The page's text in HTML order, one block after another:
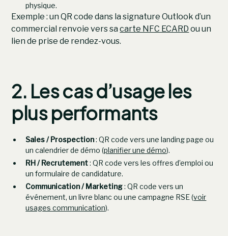
physique.
Exemple : un QR code dans la signature Outlook d’un
commercial renvoie vers sacarte NFC ECARD ou un
lien de prise de rendez-vous.
2. Les cas d’usage les
plus performants
Sales / Prospection: QR code vers une landing page ou
un calendrier de démo (planifier une démo).
RH / Recrutement: QR code vers les offres d’emploi ou
un formulaire de candidature.
Communication / Marketing: QR code vers un
événement, un livre blanc ou une campagne RSE (voir
usages communication).